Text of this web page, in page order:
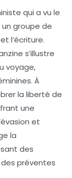
qui a vu le
groupe de
l’écriture.
s’illustre
voyage,
À
la liberté de
une
et
la
des
préventes